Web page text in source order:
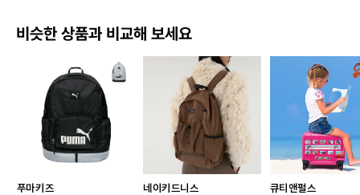
비슷한 상품과 비교해 보세요
푸마키즈 네이키드니스 큐티앤펄스